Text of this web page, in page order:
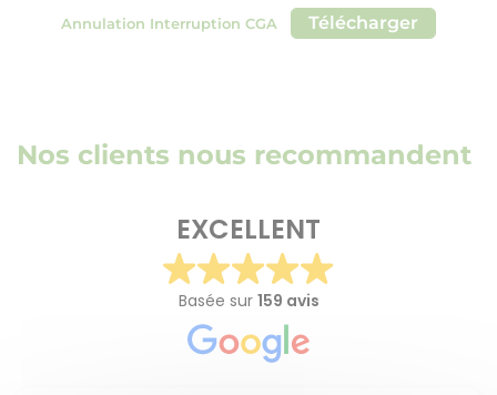
Annulation Interruption CGA Télécharger
Nos clients nous recommandent
EXCELLENT
Basée sur 159 avis